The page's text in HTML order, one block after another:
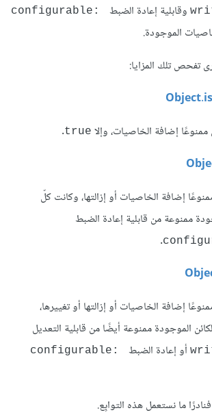
وقابلية إعادة الضبط
configurable:
الموجودة.
تفحص تلك المزايا:
ممنوعًا إضافة الخاصيات، وإلا true
.
إضافة الخاصيات أو إزالتها، وكانت كلّ
ممنوعة من قابلية إعادة الضبط
.
إضافة الخاصيات أو إزالتها أو تغييرها،
الموجودة ممنوعة أيضًا من قابلية التعديل
أو إعادة الضبط
configurable:
ما نستعمل هذه التوابِع.